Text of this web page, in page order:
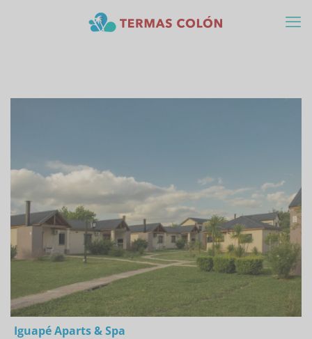
27/04/2023
Iguapé Aparts & Spa